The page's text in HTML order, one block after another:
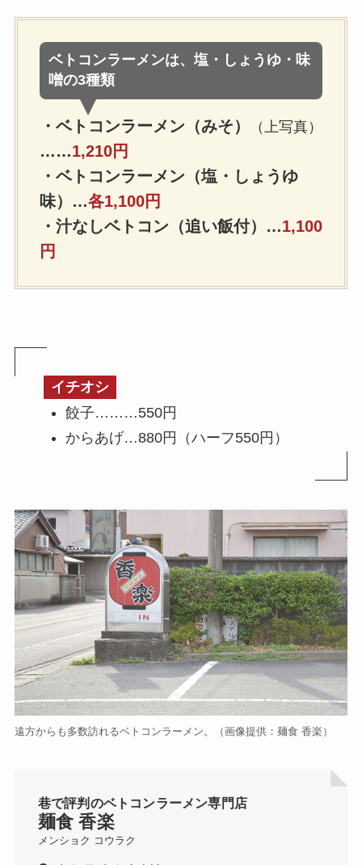
ベトコンラーメンは、塩・しょうゆ・味
噌の3種類
・ベトコンラーメン（みそ） （上写真）
……1,210円
・ベトコンラーメン（塩・しょうゆ
味）…各1,100円
・汁なしベトコン（追い飯付）…1,100
円
イチオシ
餃子………550円
からあげ…880円（ハーフ550円）
遠方からも多数訪れるベトコンラーメン。（画像提供：麺食 香楽）
巷で評判のベトコンラーメン専門店
麺食 香楽
メンショク コウラク